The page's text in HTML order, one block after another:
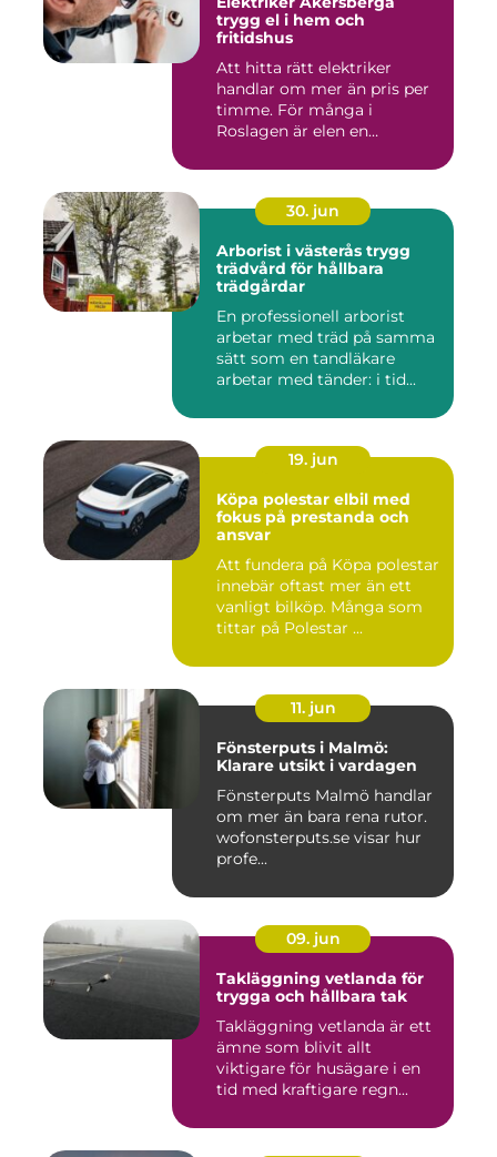
trygg el i hem och
fritidshus
Att hitta rätt elektriker
handlar om mer än pris per
timme. För många i
Roslagen är elen en
30. jun
Arborist i västerås trygg
trädvård för hållbara
trädgårdar
En professionell arborist
arbetar med träd på samma
sätt som en tandläkare
arbetar med tänder: i tid...
19. jun
Köpa polestar elbil med
fokus på prestanda och
ansvar
Att fundera på Köpa polestar
innebär oftast mer än ett
vanligt bilköp. Många som
tittar på Polestar ...
11. jun
Fönsterputs i Malmö:
Klarare utsikt i vardagen
Fönsterputs Malmö handlar
om mer än bara rena rutor.
wofonsterputs.se visar hur
profe...
09. jun
Takläggning vetlanda för
trygga och hållbara tak
Takläggning vetlanda är ett
ämne som blivit allt
viktigare för husägare i en
tid med kraftigare regn...